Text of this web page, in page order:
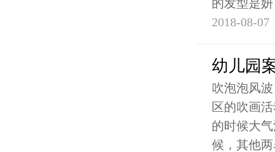
的发型是妍
2018-08-07
幼儿园
吹泡泡风
区的吹画
的时候大
候，其他